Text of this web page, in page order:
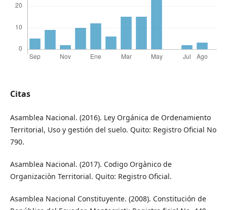
Citas
Asamblea Nacional. (2016). Ley Orgánica de Ordenamiento
Territorial, Uso y gestión del suelo. Quito: Registro Oficial No
790.
Asamblea Nacional. (2017). Codigo Orgànico de
Organizaciòn Territorial. Quito: Registro Oficial.
Asamblea Nacional Constituyente. (2008). Constitución de